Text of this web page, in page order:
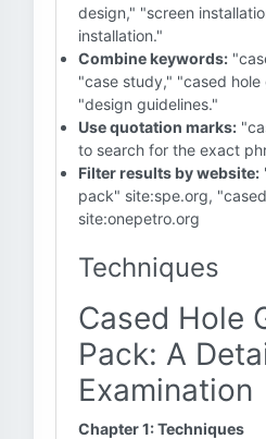
design," "screen
installation."
Combine keywords:
"case study," "cased
"design guidelines."
Use quotation marks:
to search for the exact
Filter results by website:
pack" site:spe.org,
site:onepetro.org
Techniques
Cased Hole
Pack: A
Examination
Chapter 1: Techniques